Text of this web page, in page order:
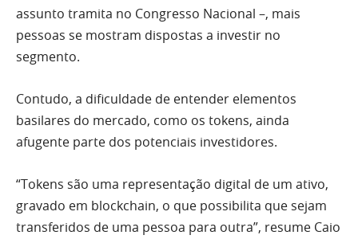
assunto tramita no Congresso Nacional –, mais
pessoas se mostram dispostas a investir no
segmento.
Contudo, a dificuldade de entender elementos
basilares do mercado, como os tokens, ainda
afugente parte dos potenciais investidores.
“Tokens são uma representação digital de um ativo,
gravado em blockchain, o que possibilita que sejam
transferidos de uma pessoa para outra”, resume Caio